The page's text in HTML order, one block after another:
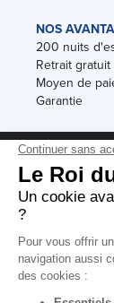
NOS
200 nuits
Retrait
Moyen de
Garantie
Conditions
Black Friday
Destockage
Conditions